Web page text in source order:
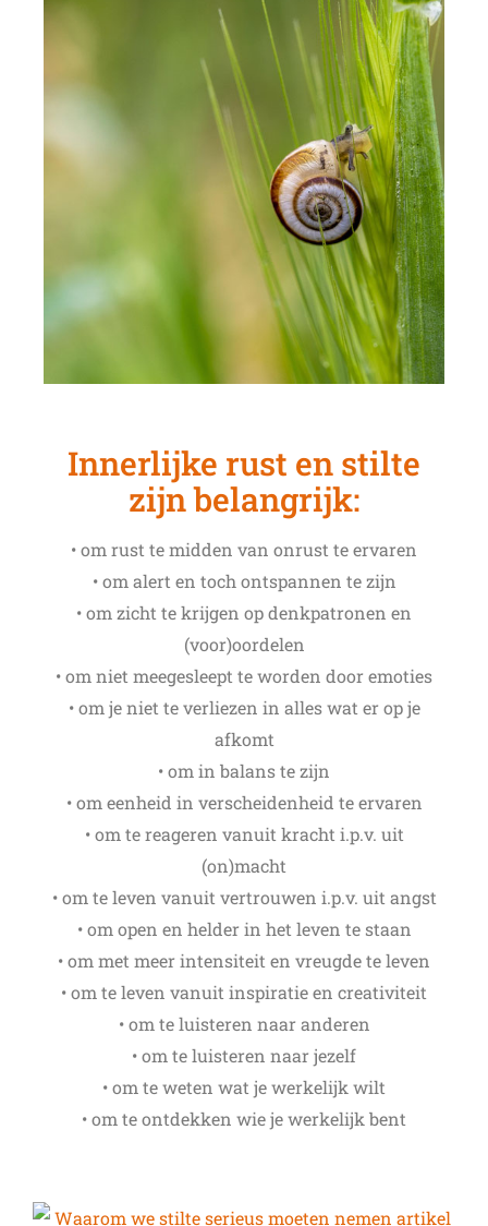
Innerlijke rust en stilte
zijn belangrijk:
• om rust te midden van onrust te ervaren
• om alert en toch ontspannen te zijn
• om zicht te krijgen op denkpatronen en
(voor)oordelen
• om niet meegesleept te worden door emoties
• om je niet te verliezen in alles wat er op je
afkomt
• om in balans te zijn
• om eenheid in verscheidenheid te ervaren
• om te reageren vanuit kracht i.p.v. uit
(on)macht
• om te leven vanuit vertrouwen i.p.v. uit angst
• om open en helder in het leven te staan
• om met meer intensiteit en vreugde te leven
• om te leven vanuit inspiratie en creativiteit
• om te luisteren naar anderen
• om te luisteren naar jezelf
• om te weten wat je werkelijk wilt
• om te ontdekken wie je werkelijk bent